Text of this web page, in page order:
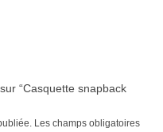
“Casquette snapback
Les champs obligatoires